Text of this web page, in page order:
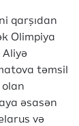
qarşıdan
Olimpiya
Aliyə
təmsil
əsasən
və